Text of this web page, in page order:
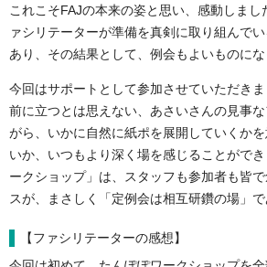
これこそFAJの本来の姿と思い、感動しまし
ァシリテーターが準備を真剣に取り組んで
あり、その結果として、例会もよいものにな
今回はサポートとして参加させていただき
前に立つとは思えない、あさいさんの見事
がら、いかに自然に紙ポを展開していくか
いか、いつもより深く場を感じることがで
ークショップ」は、スタッフも参加者も皆
スが、まさしく「定例会は相互研鑽の場」で
【ファシリテーターの感想】